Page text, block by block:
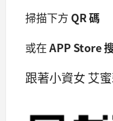
掃描下方 QR 碼
或在APP Store
跟著小資女 艾